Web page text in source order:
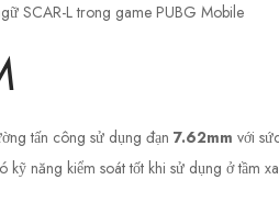
SCAR-L trong game PUBG Mobile
tấn công sử dụng đạn 7.62mm với
kỹ năng kiểm soát tốt khi sử dụng ở tầm